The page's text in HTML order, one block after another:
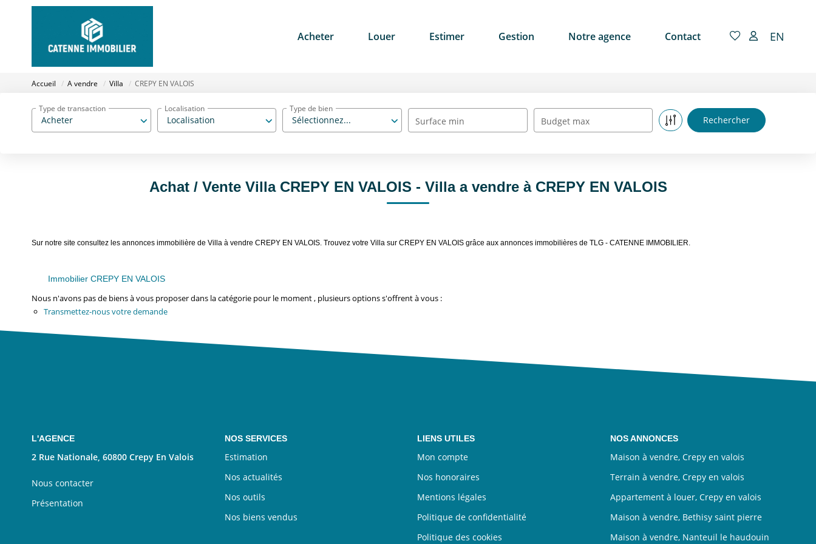
Acheter Louer Estimer Gestion Notre agence Contact EN
Accueil A vendre Villa CREPY EN VALOIS
Acheter
Type de transaction
Localisation
Localisation
Sélectionnez...
Type de bien
Surface min Budget max
Achat / Vente Villa CREPY EN VALOIS - Villa a vendre à CREPY EN VALOIS
Sur notre site consultez les annonces immobilière de Villa à vendre CREPY EN VALOIS. Trouvez votre Villa sur CREPY EN VALOIS grâce aux annonces immobilières de TLG - CATENNE IMMOBILIER.
Immobilier CREPY EN VALOIS
Nous n'avons pas de biens à vous proposer dans la catégorie pour le moment , plusieurs options s'offrent à vous :
Transmettez-nous votre demande
L'AGENCE
2 Rue Nationale, 60800 Crepy En Valois
Nous contacter
Présentation
NOS SERVICES
Estimation
Nos actualités
Nos outils
Nos biens vendus
LIENS UTILES
Mon compte
Nos honoraires
Mentions légales
Politique de confidentialité
Politique des cookies
NOS ANNONCES
Maison à vendre, Crepy en valois
Terrain à vendre, Crepy en valois
Appartement à louer, Crepy en valois
Maison à vendre, Bethisy saint pierre
Maison à vendre, Nanteuil le haudouin